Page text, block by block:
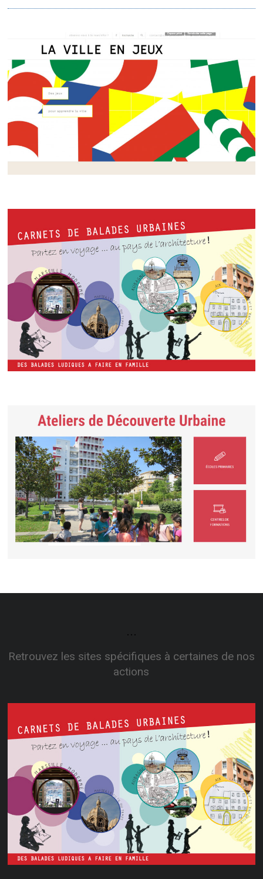
...
Retrouvez les sites spécifiques à certaines de nos
actions